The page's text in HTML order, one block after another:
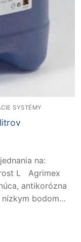
SYSTÉMY
na:
L Agrimex
antikorózna
nízkym bodom…